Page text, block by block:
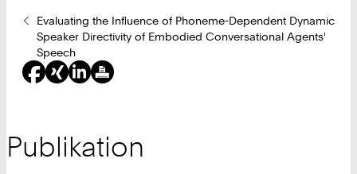
Sie
sind
hier:
Evaluating the Influence of Phoneme-Dependent Dynamic
Speaker Directivity of Embodied Conversational Agents'
Speech
Publikation